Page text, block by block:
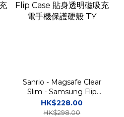
Sanrio - Magsafe Clear
Slim - Samsung Flip
Case 貼身透明磁吸充電
手機保護硬殼 TY
HK$228.00
HK$298.00